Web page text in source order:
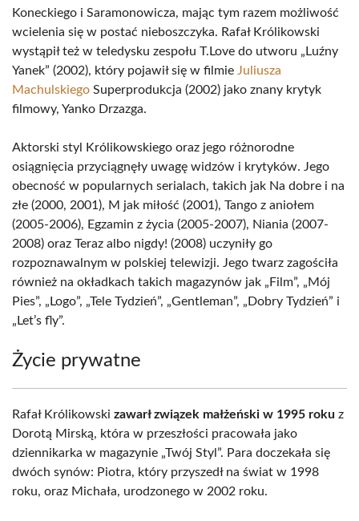
Koneckiego i Saramonowicza, mając tym razem możliwość
wcielenia się w postać nieboszczyka. Rafał Królikowski
wystąpił też w teledysku zespołu T.Love do utworu „Luźny
Yanek” (2002), który pojawił się w filmie Juliusza
Machulskiego Superprodukcja (2002) jako znany krytyk
filmowy, Yanko Drzazga.
Aktorski styl Królikowskiego oraz jego różnorodne
osiągnięcia przyciągnęły uwagę widzów i krytyków. Jego
obecność w popularnych serialach, takich jak Na dobre i na
złe (2000, 2001), M jak miłość (2001), Tango z aniołem
(2005-2006), Egzamin z życia (2005-2007), Niania (2007-
2008) oraz Teraz albo nigdy! (2008) uczyniły go
rozpoznawalnym w polskiej telewizji. Jego twarz zagościła
również na okładkach takich magazynów jak „Film”, „Mój
Pies”, „Logo”, „Tele Tydzień”, „Gentleman”, „Dobry Tydzień” i
„Let’s fly”.
Życie prywatne
Rafał Królikowski zawarł związek małżeński w 1995 roku z
Dorotą Mirską, która w przeszłości pracowała jako
dziennikarka w magazynie „Twój Styl”. Para doczekała się
dwóch synów: Piotra, który przyszedł na świat w 1998
roku, oraz Michała, urodzonego w 2002 roku.